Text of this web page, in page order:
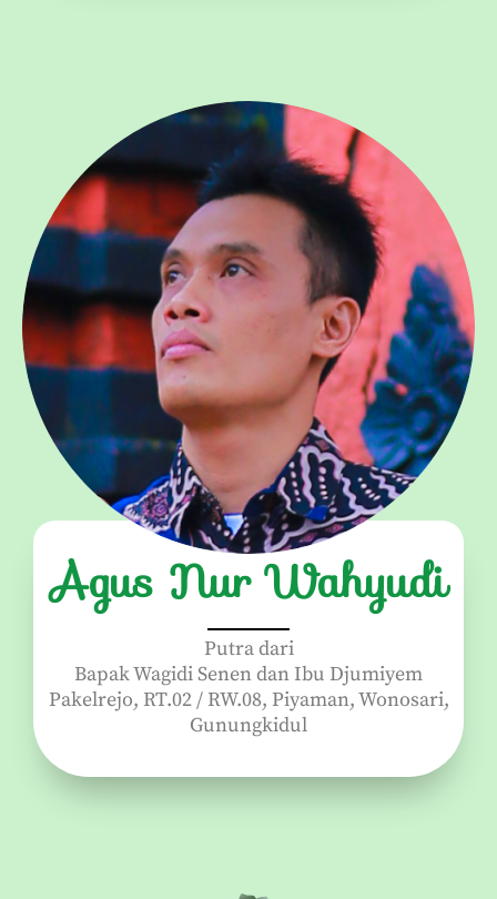
Agus Nur Wahyudi
Putra dari
Bapak Wagidi Senen dan Ibu Djumiyem
Pakelrejo, RT.02 / RW.08, Piyaman, Wonosari,
Gunungkidul